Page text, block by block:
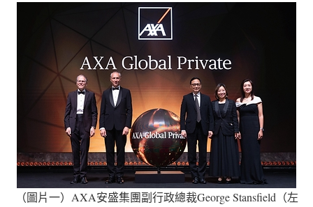
（圖片一）AXA安盛集團副行政總裁George Stansfield（左